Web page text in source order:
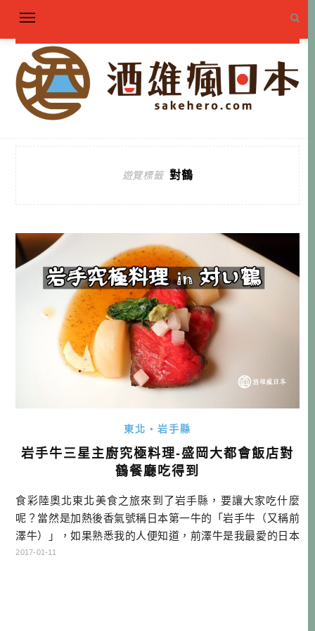
遊覽標籤 對鶴
東北・岩手縣
岩手牛三星主廚究極料理-盛岡大都會飯店對
鶴餐廳吃得到
食彩陸奧北東北美食之旅來到了岩手縣，要讓大家吃什麼
呢？當然是加熱後香氣號稱日本第一牛的「岩手牛（又稱前
澤牛）」，如果熟悉我的人便知道，前澤牛是我最愛的日本
品牌牛肉，遠勝神戶、近江牛啊！…
2017-01-11